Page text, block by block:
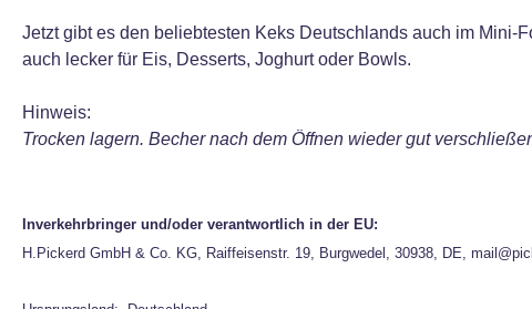
Jetzt gibt es den beliebtesten Keks Deutschlands auch im
auch lecker für Eis, Desserts, Joghurt oder Bowls.
Hinweis:
Trocken lagern. Becher nach dem Öffnen wieder gut
Inverkehrbringer und/oder verantwortlich in der EU:
H.Pickerd GmbH & Co. KG, Raiffeisenstr. 19, Burgwedel, 30938, DE,